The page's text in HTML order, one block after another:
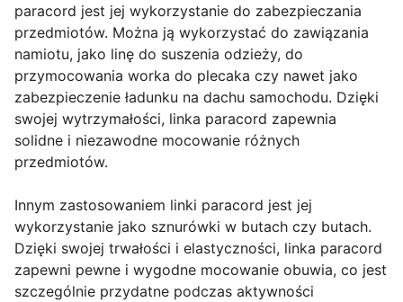
paracord jest jej wykorzystanie do zabezpieczania
przedmiotów. Można ją wykorzystać do zawiązania
namiotu, jako linę do suszenia odzieży, do
przymocowania worka do plecaka czy nawet jako
zabezpieczenie ładunku na dachu samochodu. Dzięki
swojej wytrzymałości, linka paracord zapewnia
solidne i niezawodne mocowanie różnych
przedmiotów.
Innym zastosowaniem linki paracord jest jej
wykorzystanie jako sznurówki w butach czy butach.
Dzięki swojej trwałości i elastyczności, linka paracord
zapewni pewne i wygodne mocowanie obuwia, co jest
szczególnie przydatne podczas aktywności